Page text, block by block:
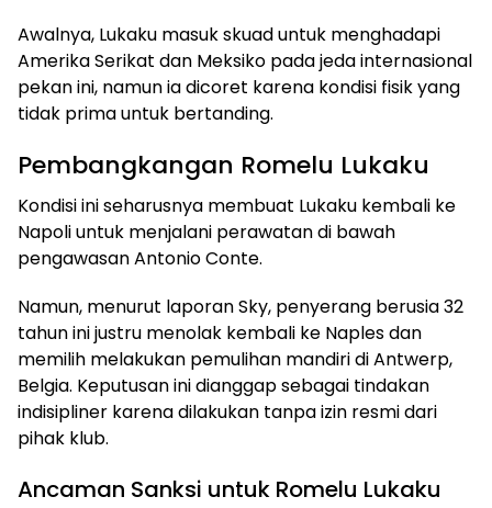
Awalnya, Lukaku masuk skuad untuk menghadapi
Amerika Serikat dan Meksiko pada jeda internasional
pekan ini, namun ia dicoret karena kondisi fisik yang
tidak prima untuk bertanding.
Pembangkangan Romelu Lukaku
Kondisi ini seharusnya membuat Lukaku kembali ke
Napoli untuk menjalani perawatan di bawah
pengawasan Antonio Conte.
Namun, menurut laporan Sky, penyerang berusia 32
tahun ini justru menolak kembali ke Naples dan
memilih melakukan pemulihan mandiri di Antwerp,
Belgia. Keputusan ini dianggap sebagai tindakan
indisipliner karena dilakukan tanpa izin resmi dari
pihak klub.
Ancaman Sanksi untuk Romelu Lukaku